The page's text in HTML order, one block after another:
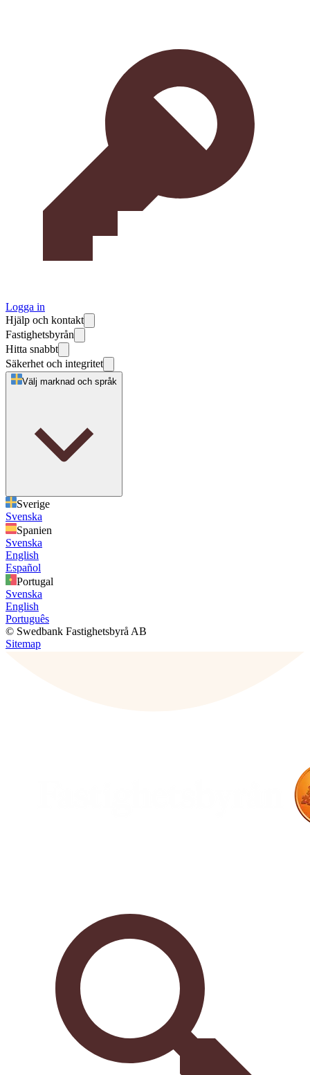
Logga in
Hjälp och kontakt
Fastighetsbyrån
Hitta snabbt
Säkerhet och integritet
Välj marknad och språk
Sverige
Svenska
Spanien
Svenska
English
Español
Portugal
Svenska
English
Português
© Swedbank Fastighetsbyrå AB
Sitemap